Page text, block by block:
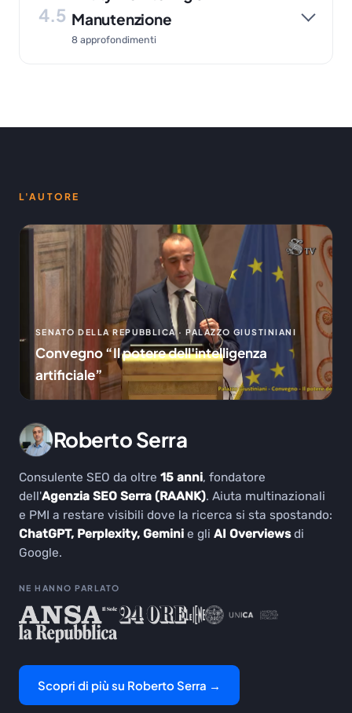
4.5 Manutenzione
8 approfondimenti
L'AUTORE
SENATO DELLA REPUBBLICA · PALAZZO GIUSTINIANI
Convegno “Il potere dell'intelligenza
artificiale”
Roberto Serra
Consulente SEO da oltre 15 anni, fondatore
dell'Agenzia SEO Serra (RAANK). Aiuta multinazionali
e PMI a restare visibili dove la ricerca si sta spostando:
ChatGPT, Perplexity, Gemini e gli AI Overviewsdi
Google.
NE HANNO PARLATO
Scopri di più su Roberto Serra →